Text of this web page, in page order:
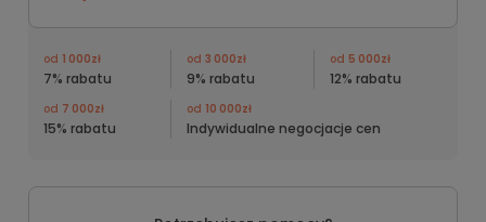
od 1 000zł
7% rabatu
od 3 000zł
9% rabatu
od 5 000zł
12% rabatu
od 7 000zł
15% rabatu
od 10 000zł
Indywidualne negocjacje cen